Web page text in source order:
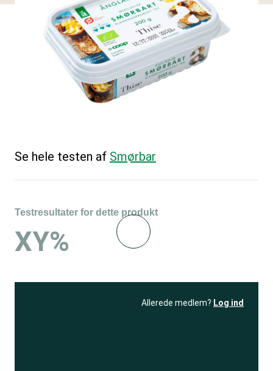
Se hele testen af Smørbar
Testresultater for dette produkt
XY%
Allerede medlem? Log ind